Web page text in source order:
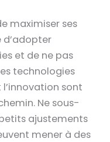
maximiser ses
et de ne pas
technologies
sont
Ne sous-
ajustements
mener à des